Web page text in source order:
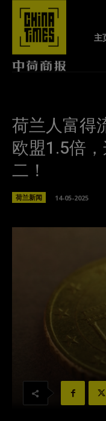
主
荷兰人富得
欧盟1.5倍
二！
荷兰新闻 14-05-2025